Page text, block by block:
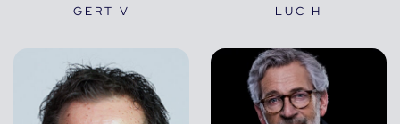
GERT V LUC H